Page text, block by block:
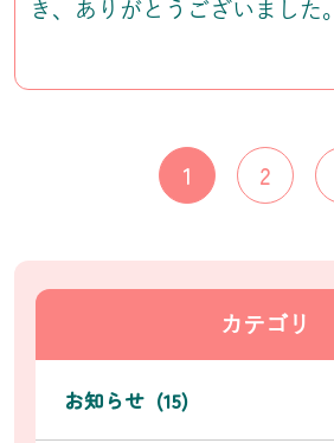
き、ありがとうございました。
1 2
カテゴリ
お知らせ (15)